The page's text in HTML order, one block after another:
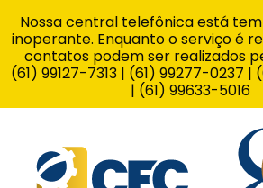
Nossa central telefônica está
inoperante. Enquanto o serviço é
contatos podem ser realizados
(61) 99127-7313 | (61) 99277-0237 |
| (61) 99633-5016